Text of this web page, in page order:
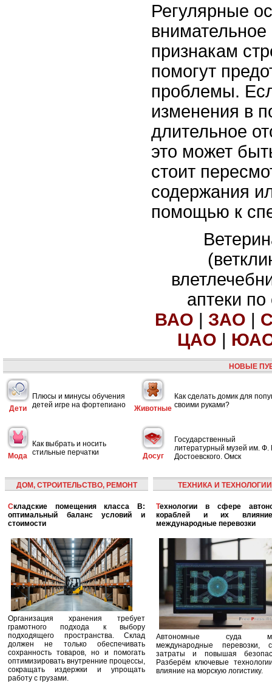
Регулярные
признакам
помогут
проблемы.
изменения в
длительное
это может
стоит
содержания
помощью к
аптеки
ВАО | ЗАО |
ЦАО |
НОВЫЕ
Дети
Плюсы и минусы обучения
детей игре на фортепиано
Животные
Как сделать домик для
своими руками?
Мода
Как выбрать и носить
стильные перчатки
Досуг
Государственный
литературный музей им. Ф.
Достоевского. Омск
ДОМ, СТРОИТЕЛЬСТВО, РЕМОНТ
Складские помещения класса B:
оптимальный баланс условий и
стоимости
Организация хранения требует
грамотного подхода к выбору
подходящего пространства. Склад
должен не только обеспечивать
сохранность товаров, но и помогать
оптимизировать внутренние процессы,
сокращать издержки и упрощать
работу с грузами.
ТЕХНИКА И ТЕХНОЛОГИИ
Технологии в сфере автономных
кораблей и их
международные перевозки
Автономные суда
международные перевозки,
затраты и повышая
Разберём ключевые
влияние на морскую логистику.